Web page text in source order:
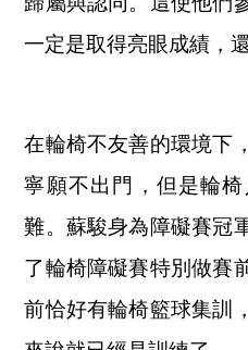
一定是取得亮眼成績，
在輪椅不友善的環境下
寧願不出門，但是輪
難。蘇駿身為障礙賽冠
了輪椅障礙賽特別做賽
前恰好有輪椅籃球集訓